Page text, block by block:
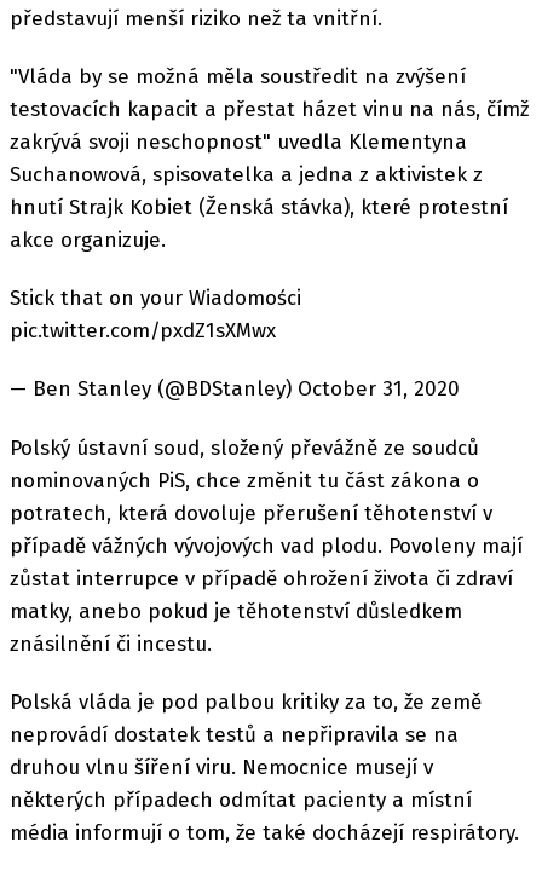
představují menší riziko než ta vnitřní.
"Vláda by se možná měla soustředit na zvýšení
testovacích kapacit a přestat házet vinu na nás, čímž
zakrývá svoji neschopnost" uvedla Klementyna
Suchanowová, spisovatelka a jedna z aktivistek z
hnutí Strajk Kobiet (Ženská stávka), které protestní
akce organizuje.
Stick that on your Wiadomości
pic.twitter.com/pxdZ1sXMwx
— Ben Stanley (@BDStanley) October 31, 2020
Polský ústavní soud, složený převážně ze soudců
nominovaných PiS, chce změnit tu část zákona o
potratech, která dovoluje přerušení těhotenství v
případě vážných vývojových vad plodu. Povoleny mají
zůstat interrupce v případě ohrožení života či zdraví
matky, anebo pokud je těhotenství důsledkem
znásilnění či incestu.
Polská vláda je pod palbou kritiky za to, že země
neprovádí dostatek testů a nepřipravila se na
druhou vlnu šíření viru. Nemocnice musejí v
některých případech odmítat pacienty a místní
média informují o tom, že také docházejí respirátory.